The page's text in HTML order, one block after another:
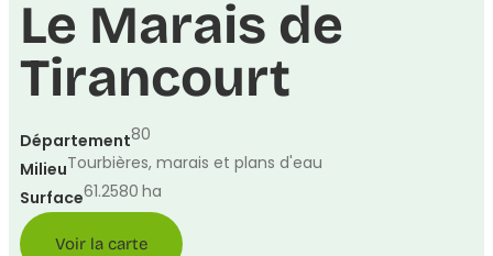
Le Marais de
Tirancourt
Département80
MilieuTourbières, marais et plans d'eau
Surface61.2580 ha
Voir la carte